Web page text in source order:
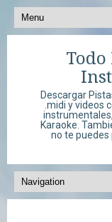
Todo
Descargar
.midi y videos
Karaoke.
no te puedes